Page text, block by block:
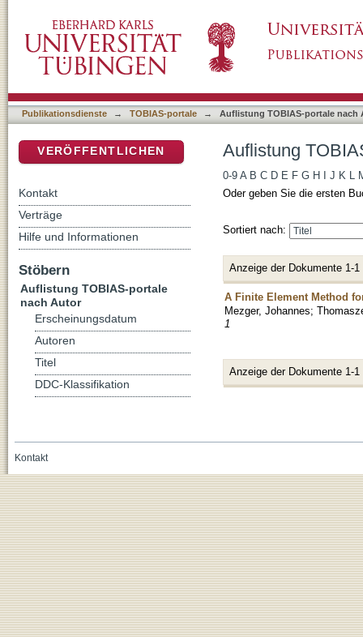
Publikationsdienste → TOBIAS-portale → Auflistung TOBIAS-portale nach
Auflistung
0-9 A B C D E F G H J K L
Oder geben Sie die ersten
Sortiert nach:
Anzeige der Dokumente 1-1
A Finite Element Method
Mezger, Johannes;
1
Anzeige der Dokumente 1-1
VERÖFFENTLICHEN
Kontakt
Verträge
Hilfe und Informationen
Stöbern
Auflistung TOBIAS-portale
nach Autor
Erscheinungsdatum
Autoren
Titel
DDC-Klassifikation
Kontakt